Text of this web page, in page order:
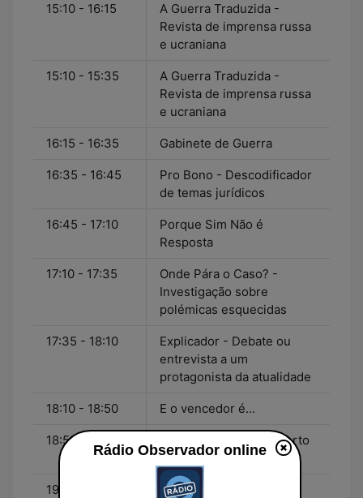
15:10 - 16:15
A Guerra Traduzida -
Revista de imprensa russa
e ucraniana
15:10 - 15:35
A Guerra Traduzida -
Revista de imprensa russa
e ucraniana
16:15 - 16:35 Gabinete de Guerra
16:35 - 16:45
Pro Bono - Descodificador
de temas jurídicos
16:45 - 17:10
Porque Sim Não é
Resposta
17:10 - 17:35
Onde Pára o Caso? -
Investigação sobre
polémicas esquecidas
17:35 - 18:10
Explicador - Debate ou
entrevista a um
protagonista da atualidade
18:10 - 18:50 E o vencedor é...
18:50 - 19:10
Ideias Feitas - Por Alberto
Gonçalves
19:10 - 20:10
Vichyssoise - Com a
Rádio Observador online